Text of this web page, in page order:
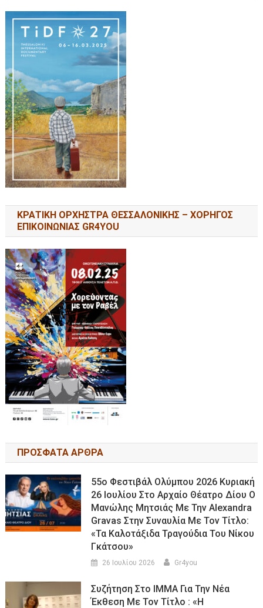
ΚΡΑΤΙΚΗ ΟΡΧΗΣΤΡΑ ΘΕΣΣΑΛΟΝΙΚΗΣ – ΧΟΡΗΓΟΣ
ΕΠΙΚΟΙΝΩΝΙΑΣ GR4YOU
ΠΡΟΣΦΑΤΑ ΑΡΘΡΑ
55ο Φεστιβάλ Ολύμπου 2026 Κυριακή
26 Ιουλίου Στο Αρχαίο Θέατρο Δίου Ο
Μανώλης Μητσιάς Με Την Alexandra
Gravas Στην Συναυλία Με Τον Τίτλο:
«τα Καλοτάξιδα Τραγούδια Του Νίκου
Γκάτσου»
26 Ιουλίου 2026 Gr4you
Συζήτηση Στο ΙΜΜΑ Για Την Νέα
Έκθεση Με Τον Τίτλο : «Η